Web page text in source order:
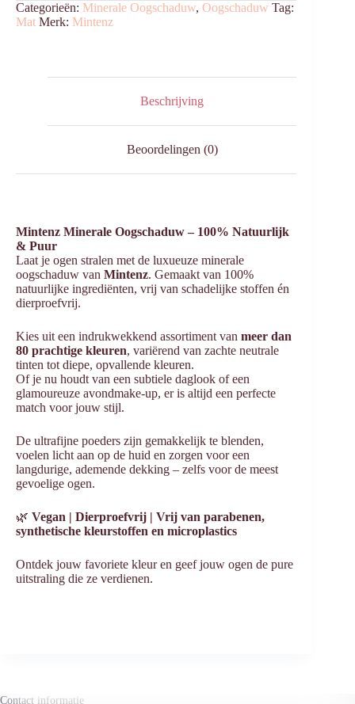
Categorieën: Minerale Oogschaduw, Oogschaduw Tag:
Mat Merk: Mintenz
Beschrijving
Beoordelingen (0)
Mintenz Minerale Oogschaduw – 100% Natuurlijk
& Puur
Laat je ogen stralen met de luxueuze minerale
oogschaduw van Mintenz. Gemaakt van 100%
natuurlijke ingrediënten, vrij van schadelijke stoffen én
dierproefvrij.
Kies uit een indrukwekkend assortiment van meer dan
80 prachtige kleuren, variërend van zachte neutrale
tinten tot diepe, opvallende kleuren.
Of je nu houdt van een subtiele daglook of een
glamoureuze avondmake-up, er is altijd een perfecte
match voor jouw stijl.
De ultrafijne poeders zijn gemakkelijk te blenden,
voelen licht aan op de huid en zorgen voor een
langdurige, ademende dekking – zelfs voor de meest
gevoelige ogen.
🌿 Vegan | Dierproefvrij | Vrij van parabenen,
synthetische kleurstoffen en microplastics
Ontdek jouw favoriete kleur en geef jouw ogen de pure
uitstraling die ze verdienen.
Contact informatie